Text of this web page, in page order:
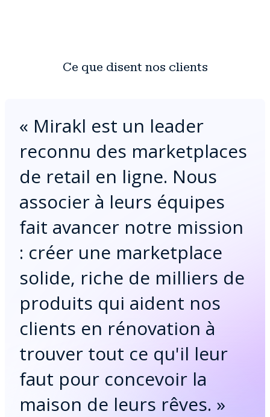
Ce que disent nos clients
« Mirakl est un leader
reconnu des marketplaces
de retail en ligne. Nous
associer à leurs équipes
fait avancer notre mission
: créer une marketplace
solide, riche de milliers de
produits qui aident nos
clients en rénovation à
trouver tout ce qu'il leur
faut pour concevoir la
maison de leurs rêves. »